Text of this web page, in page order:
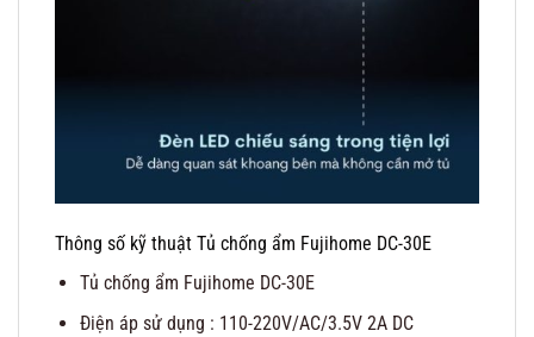
Thông số kỹ thuật Tủ chống ẩm Fujihome DC-30E
Tủ chống ẩm Fujihome DC-30E
Điện áp sử dụng : 110-220V/AC/3.5V 2A DC